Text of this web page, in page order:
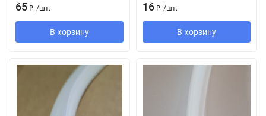
65 ₽ /шт.
В корзину
16 ₽ /шт.
В корзину